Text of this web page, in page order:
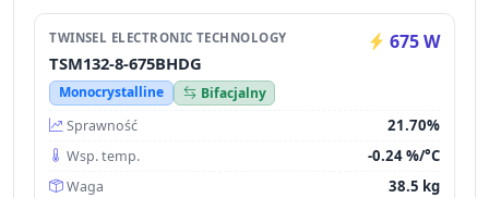
TWINSEL ELECTRONIC TECHNOLOGY 675 W
TSM132-8-675BHDG
Monocrystalline
Bifacjalny
Sprawność
21.70%
Wsp. temp. -0.24 %/°C
Waga 38.5 kg